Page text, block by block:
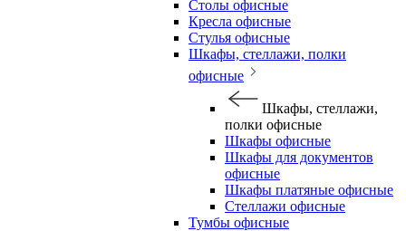
Столы офисные
Кресла офисные
Стулья офисные
Шкафы, стеллажи, полки
офисные
Шкафы, стеллажи,
полки офисные
Шкафы офисные
Шкафы для документов
офисные
Шкафы платяные офисные
Стеллажи офисные
Тумбы офисные